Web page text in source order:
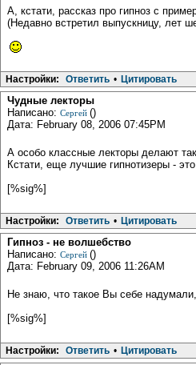
А, кстати, рассказ про гипноз с
(Недавно встретил выпускницу, лет
Настройки: Ответить • Цитировать
Чудные лекторы
Написано: Сергей ()
Дата: February 08, 2006 07:45PM
А особо классные лекторы делают
Кстати, еще лучшие гипнотизеры -
[%sig%]
Настройки: Ответить • Цитировать
Гипноз - не волшебство
Написано: Сергей ()
Дата: February 09, 2006 11:26AM
Не знаю, что такое Вы себе
[%sig%]
Настройки: Ответить • Цитировать